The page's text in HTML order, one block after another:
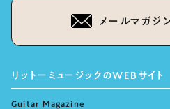
メールマガジ
リットーミュージックのWEBサイト
Guitar Magazine